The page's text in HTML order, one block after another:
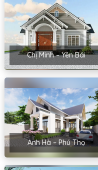
Chị Minh – Yên Bái
Anh Hà – Phú Thọ